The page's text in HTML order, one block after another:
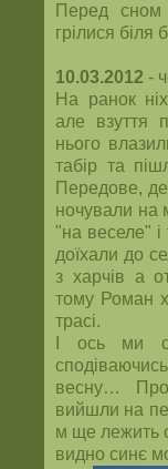
Перед сном
грілися біля
10.03.2012 -
На ранок
але взуття
нього
табір та
Передове,
ночували на
"на веселе"
доїхали до
з харчів а
тому Роман
трасі.
І ось ми
весну…
вийшли на
м ще лежить
видно синє